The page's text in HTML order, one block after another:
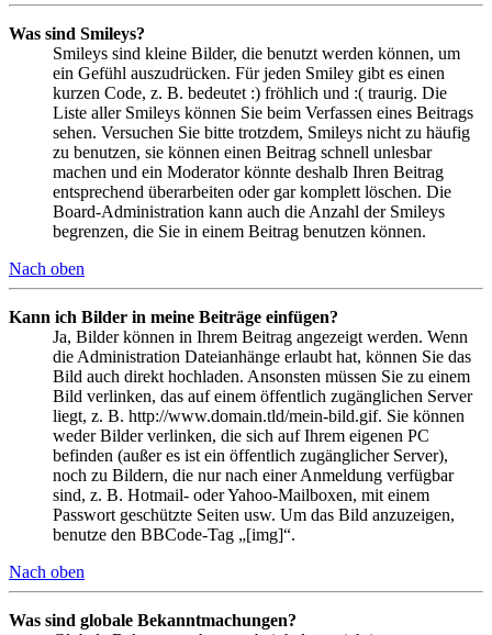
Was sind Smileys?
Smileys sind kleine Bilder, die benutzt werden können, um
ein Gefühl auszudrücken. Für jeden Smiley gibt es einen
kurzen Code, z. B. bedeutet :) fröhlich und :( traurig. Die
Liste aller Smileys können Sie beim Verfassen eines Beitrags
sehen. Versuchen Sie bitte trotzdem, Smileys nicht zu häufig
zu benutzen, sie können einen Beitrag schnell unlesbar
machen und ein Moderator könnte deshalb Ihren Beitrag
entsprechend überarbeiten oder gar komplett löschen. Die
Board-Administration kann auch die Anzahl der Smileys
begrenzen, die Sie in einem Beitrag benutzen können.
Nach oben
Kann ich Bilder in meine Beiträge einfügen?
Ja, Bilder können in Ihrem Beitrag angezeigt werden. Wenn
die Administration Dateianhänge erlaubt hat, können Sie das
Bild auch direkt hochladen. Ansonsten müssen Sie zu einem
Bild verlinken, das auf einem öffentlich zugänglichen Server
liegt, z. B. http://www.domain.tld/mein-bild.gif. Sie können
weder Bilder verlinken, die sich auf Ihrem eigenen PC
befinden (außer es ist ein öffentlich zugänglicher Server),
noch zu Bildern, die nur nach einer Anmeldung verfügbar
sind, z. B. Hotmail- oder Yahoo-Mailboxen, mit einem
Passwort geschützte Seiten usw. Um das Bild anzuzeigen,
benutze den BBCode-Tag „[img]“.
Nach oben
Was sind globale Bekanntmachungen?